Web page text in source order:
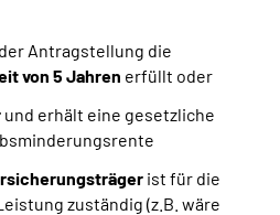
Antragstellung die
von 5 Jahren erfüllt oder
und erhält eine gesetzliche
ist für die
zuständig (z.B. wäre